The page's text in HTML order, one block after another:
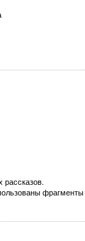
рассказов.
фрагменты